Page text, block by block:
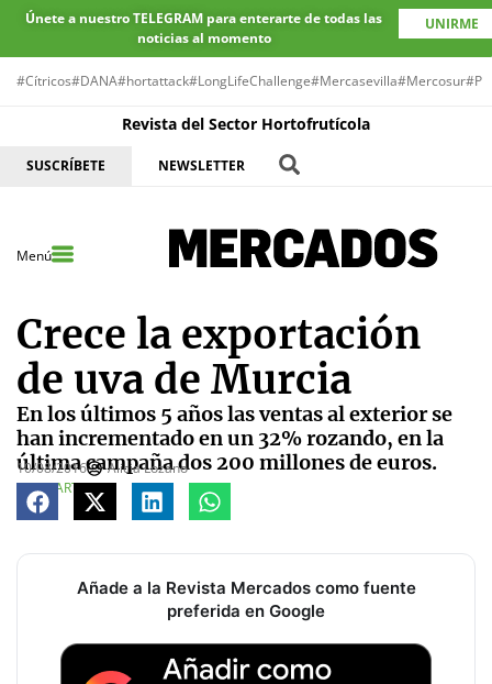
Únete a nuestro TELEGRAM para enterarte de todas las
noticias al momento
UNIRME
#Cítricos#DANA#hortattack#LongLifeChallenge#Mercasevilla#Mercosur
Revista del Sector Hortofrutícola
SUSCRÍBETE NEWSLETTER
Menú
Crece la exportación
de uva de Murcia
En los últimos 5 años las ventas al exterior se
han incrementado en un 32% rozando, en la
última campaña dos 200 millones de euros.
10/08/2016
Alicia Lozano
COMPARTE
Añade a la Revista Mercados como fuente
preferida en Google